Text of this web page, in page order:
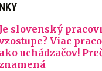
Je slovenský
Viac
ako uchádzačov!